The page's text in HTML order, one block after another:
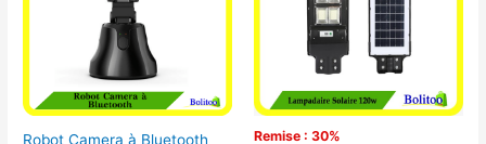
Robot Camera à Bluetooth Remise : 30%